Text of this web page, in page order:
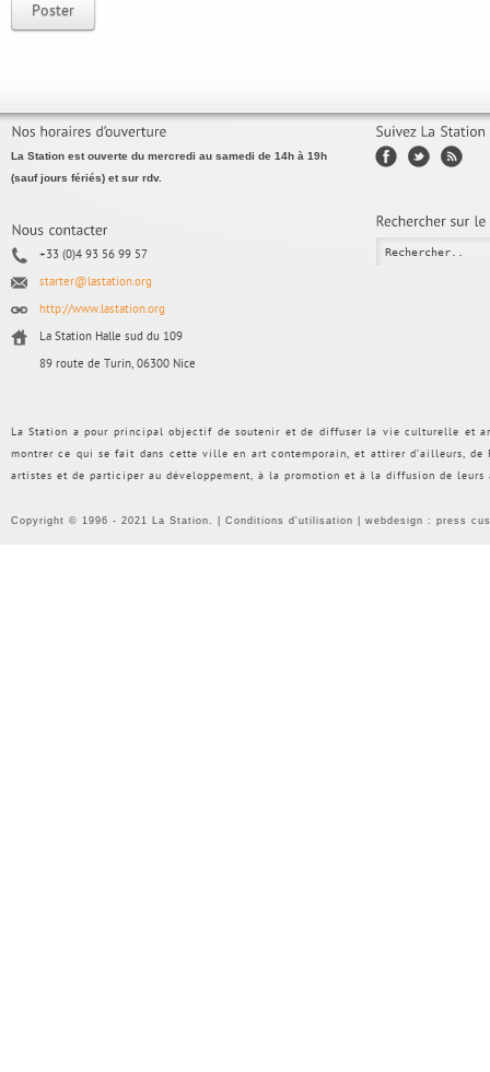
Poster
La Station est ouverte du mercredi au samedi de 14h à 19h
(sauf jours fériés) et sur rdv.
+33 (0)4 93 56 99 57
starter@lastation.org
http://www.lastation.org
La Station Halle sud du 109
89 route de Turin, 06300 Nice
La Station a pour principal objectif de soutenir et de diffuser la vie culturelle et
montrer ce qui se fait dans cette ville en art contemporain, et attirer d’ailleurs, de
artistes et de participer au développement, à la promotion et à la diffusion de
Copyright © 1996 - 2021 La Station. | Conditions d'utilisation | webdesign : press